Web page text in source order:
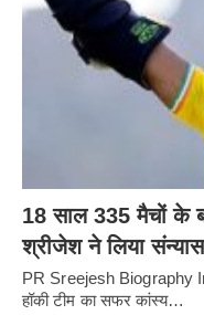
18 साल 335 मैचों के
श्रीजेश ने लिया
PR Sreejesh Biography
हॉकी टीम का सफर कांस्य…